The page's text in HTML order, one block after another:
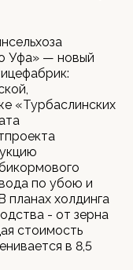
Уфа» — новый
«Турбаслинских
по убою и
планах холдинга
- от зерна
стоимость
в 8,5